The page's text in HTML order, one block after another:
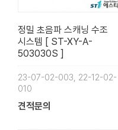
정밀 초음파 스캐닝 수조
시스템 [ ST-XY-A-
503030S ]
23-07-02-003, 22-12-02-
010
견적문의